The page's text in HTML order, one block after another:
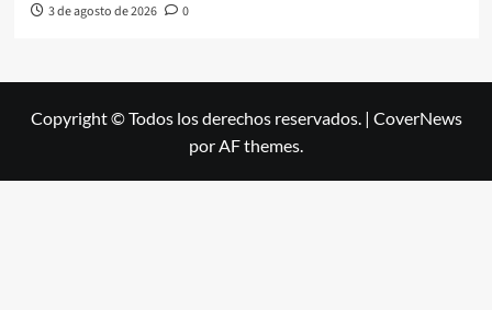
3 de agosto de 2026 0
Copyright © Todos los derechos reservados. | CoverNews
por AF themes.